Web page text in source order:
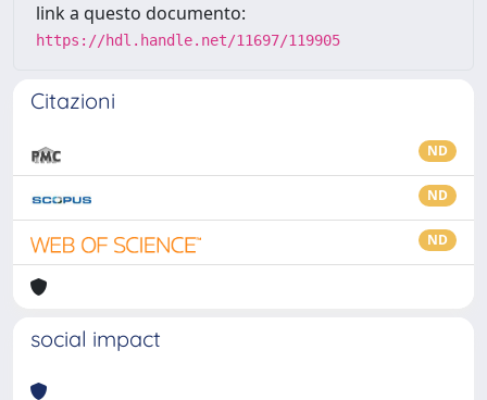
link a questo documento:
https://hdl.handle.net/11697/119905
Citazioni
ND
ND
ND
social impact